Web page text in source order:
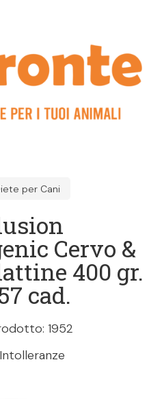
per Cani
Cervo &
400 gr.
cad.
1952